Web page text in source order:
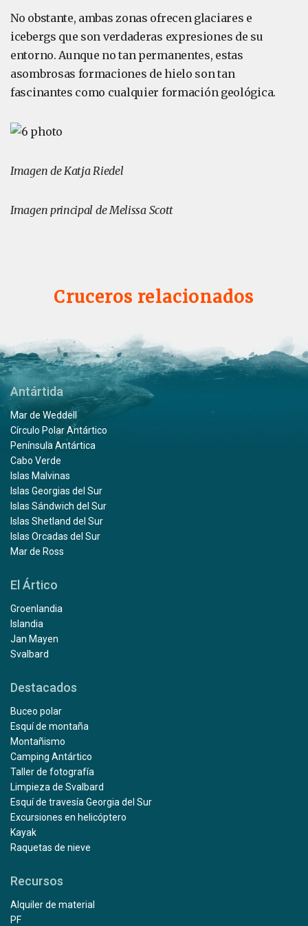
No obstante, ambas zonas ofrecen glaciares e
icebergs que son verdaderas expresiones de su
entorno. Aunque no tan permanentes, estas
asombrosas formaciones de hielo son tan
fascinantes como cualquier formación geológica.
Imagen de Katja Riedel
Imagen principal de Melissa Scott
Cruceros relacionados
Antártida
Mar de Weddell
Círculo Polar Antártico
Península Antártica
Cabo Verde
Islas Malvinas
Islas Georgias del Sur
Islas Sándwich del Sur
Islas Shetland del Sur
Islas Orcadas del Sur
Mar de Ross
El Ártico
Groenlandia
Islandia
Jan Mayen
Svalbard
Destacados
Buceo polar
Esquí de montaña
Montañismo
Camping Antártico
Taller de fotografía
Limpieza de Svalbard
Esquí de travesía Georgia del Sur
Excursiones en helicóptero
Kayak
Raquetas de nieve
Recursos
Alquiler de material
PF